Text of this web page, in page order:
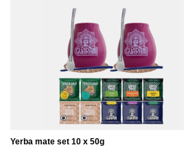
Yerba mate set 10 x 50g